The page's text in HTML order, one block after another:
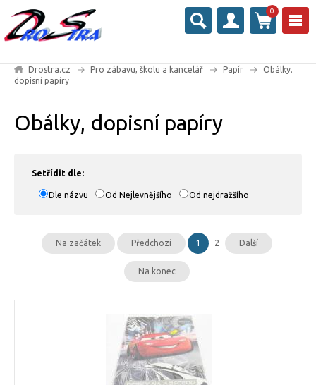
0
Drostra.cz Pro zábavu, školu a kancelář Papír
Obálky.
dopisní papíry
Obálky, dopisní papíry
Setřídit dle:
Dle názvu Od Nejlevnějšího Od nejdražšího
Na začátek Předchozí 1 2 Další
Na konec